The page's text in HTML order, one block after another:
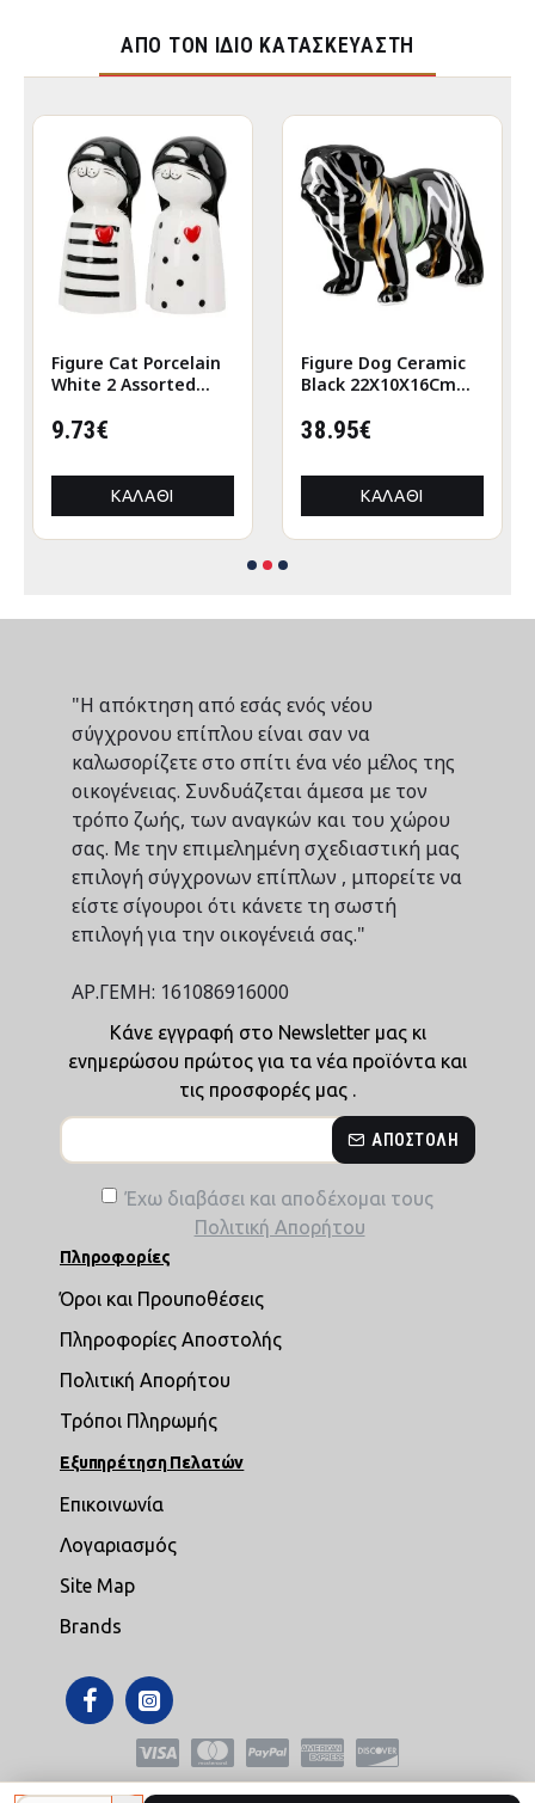
ΑΠΌ ΤΟΝ ΊΔΙΟ ΚΑΤΑΣΚΕΥΑΣΤΉ
Figure Cat Porcelain
White 2 Assorted
9.73€
ΚΑΛΆΘΙ
Figure Dog Ceramic
Black 22X10X16Cm
38.95€
ΚΑΛΆΘΙ
"Η απόκτηση από εσάς ενός νέου
σύγχρονου επίπλου είναι σαν να
καλωσορίζετε στο σπίτι ένα νέο μέλος της
οικογένειας. Συνδυάζεται άμεσα με τον
τρόπο ζωής, των αναγκών και του χώρου
σας. Με την επιμελημένη σχεδιαστική μας
επιλογή σύγχρονων επίπλων , μπορείτε να
είστε σίγουροι ότι κάνετε τη σωστή
επιλογή για την οικογένειά σας."
ΑΡ.ΓΕΜΗ: 161086916000
Κάνε εγγραφή στο Newsletter μας κι
ενημερώσου πρώτος για τα νέα προϊόντα και
τις προσφορές μας .
ΑΠΟΣΤΟΛΉ
Έχω διαβάσει και αποδέχομαι τους
Πολιτική Απορήτου
Πληροφορίες
Όροι και Προυποθέσεις
Πληροφορίες Αποστολής
Πολιτική Απορήτου
Τρόποι Πληρωμής
Εξυπηρέτηση Πελατών
Επικοινωνία
Λογαριασμός
Site Map
Brands
Copyright © 2021,mikroepipla.gr , All Rights Reserved